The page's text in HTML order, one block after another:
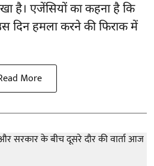
है। एजेंसियों का कहना है कि
दिन हमला करने की फिराक में
More